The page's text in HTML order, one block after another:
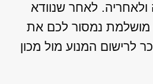
לאחר שנוודא
מושלמת נמסור לכם את
לרישום המנוע מול מכון